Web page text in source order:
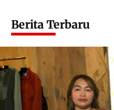
Berita Terbaru